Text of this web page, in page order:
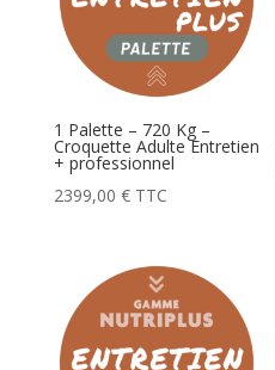
1 Palette – 720 Kg –
Croquette Adulte Entretien
+ professionnel
2399,00 € TTC